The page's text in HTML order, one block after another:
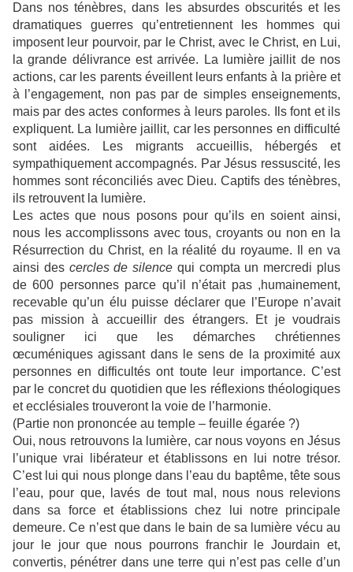
Dans nos ténèbres, dans les absurdes obscurités et les
dramatiques guerres qu’entretiennent les hommes qui
imposent leur pourvoir, par le Christ, avec le Christ, en Lui,
la grande délivrance est arrivée. La lumière jaillit de nos
actions, car les parents éveillent leurs enfants à la prière et
à l’engagement, non pas par de simples enseignements,
mais par des actes conformes à leurs paroles. Ils font et ils
expliquent. La lumière jaillit, car les personnes en difficulté
sont aidées. Les migrants accueillis, hébergés et
sympathiquement accompagnés. Par Jésus ressuscité, les
hommes sont réconciliés avec Dieu. Captifs des ténèbres,
ils retrouvent la lumière.
Les actes que nous posons pour qu’ils en soient ainsi,
nous les accomplissons avec tous, croyants ou non en la
Résurrection du Christ, en la réalité du royaume. Il en va
ainsi des cercles de silence qui compta un mercredi plus
de 600 personnes parce qu’il n’était pas ,humainement,
recevable qu’un élu puisse déclarer que l’Europe n’avait
pas mission à accueillir des étrangers. Et je voudrais
souligner ici que les démarches chrétiennes
œcuméniques agissant dans le sens de la proximité aux
personnes en difficultés ont toute leur importance. C’est
par le concret du quotidien que les réflexions théologiques
et ecclésiales trouveront la voie de l’harmonie.
(Partie non prononcée au temple – feuille égarée ?)
Oui, nous retrouvons la lumière, car nous voyons en Jésus
l’unique vrai libérateur et établissons en lui notre trésor.
C’est lui qui nous plonge dans l’eau du baptême, tête sous
l’eau, pour que, lavés de tout mal, nous nous relevions
dans sa force et établissions chez lui notre principale
demeure. Ce n’est que dans le bain de sa lumière vécu au
jour le jour que nous pourrons franchir le Jourdain et,
convertis, pénétrer dans une terre qui n’est pas celle d’un